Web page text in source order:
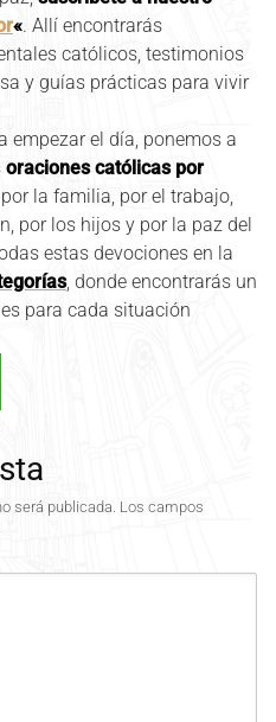
«. Allí encontrarás
católicos, testimonios
y guías prácticas para vivir
empezar el día, ponemos a
oraciones católicas por
la familia, por el trabajo,
por los hijos y por la paz del
estas devociones en la
, donde encontrarás un
para cada situación
será publicada. Los campos